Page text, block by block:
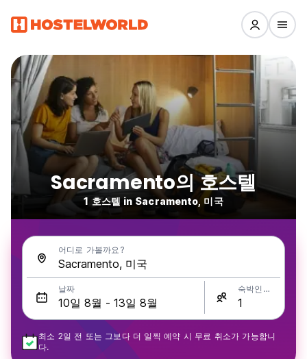
Sacramento의 호스텔
1 호스텔 in Sacramento, 미국
어디로 가볼까요?
날짜 숙박인원
최소 2일 전 또는 그보다 더 일찍 예약 시 무료 취소가 가능합니
다.